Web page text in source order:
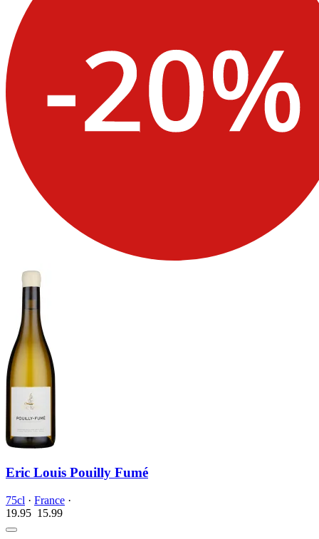
Eric Louis Pouilly Fumé
75cl · France ·
19.95 15.99